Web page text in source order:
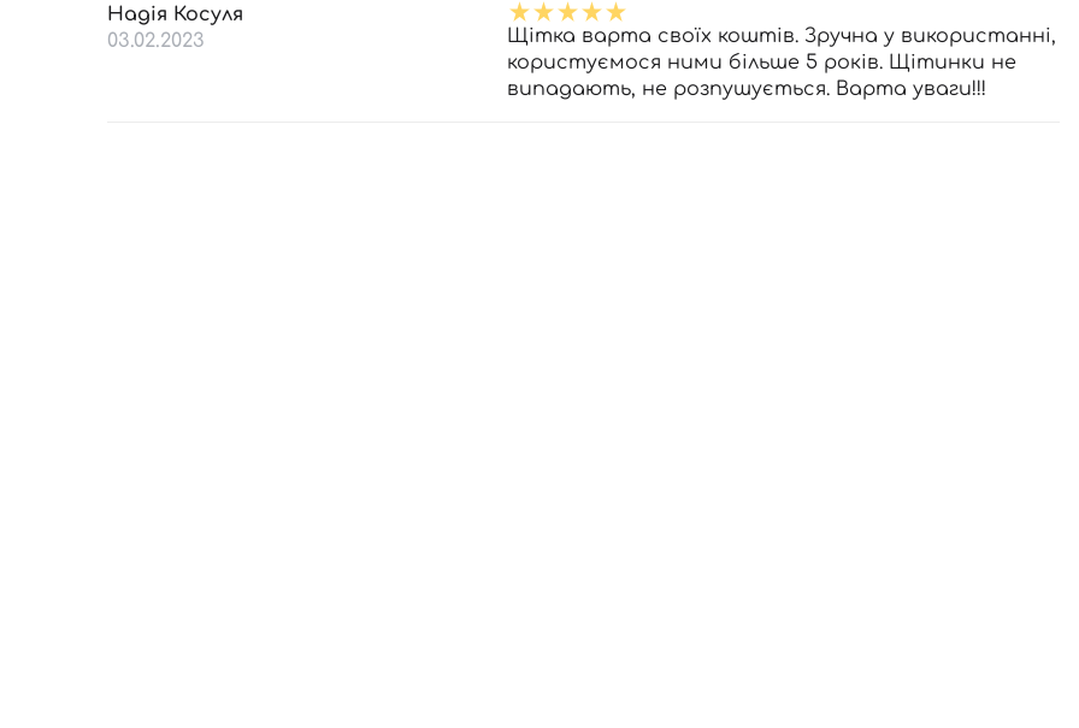
Надія Косуля
03.02.2023
Щітка варта своїх коштів. Зручна у використанні,
користуємося ними більше 5 років. Щітинки не
випадають, не розпушується. Варта уваги!!!